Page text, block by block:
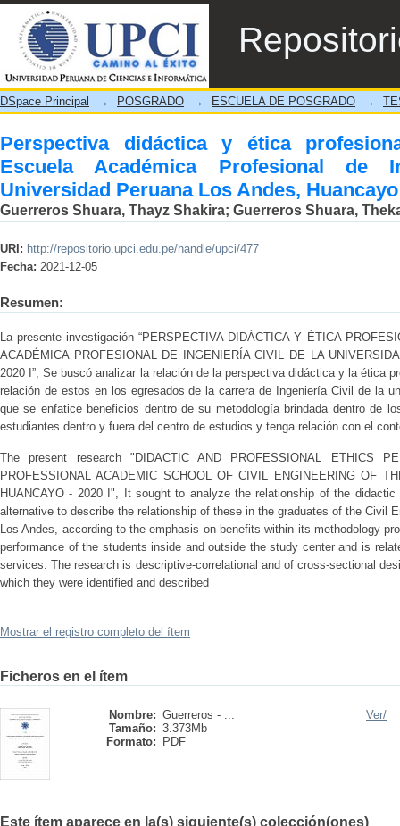
Perspectiva didáctica y ética profesional
Ingeniería Civil de la Universidad Peruana
DSpace Principal → POSGRADO → ESCUELA DE POSGRADO →
Perspectiva didáctica y ética
Escuela Académica Profesional
Universidad Peruana Los Andes, Huancayo
Guerreros Shuara, Thayz Shakira; Guerreros Shuara,
URI: http://repositorio.upci.edu.pe/handle/upci/477
Fecha: 2021-12-05
Resumen:
La presente investigación “PERSPECTIVA DIDÁCTICA Y ÉTICA
ACADÉMICA PROFESIONAL DE INGENIERÍA CIVIL DE LA
2020 I”, Se buscó analizar la relación de la perspectiva didáctica y la ética
relación de estos en los egresados de la carrera de Ingeniería Civil de la
que se enfatice beneficios dentro de su metodología brindada dentro de
estudiantes dentro y fuera del centro de estudios y tenga relación con el
The present research "DIDACTIC AND PROFESSIONAL ETHICS
PROFESSIONAL ACADEMIC SCHOOL OF CIVIL ENGINEERING OF
HUANCAYO - 2020 I", It sought to analyze the relationship of the
alternative to describe the relationship of these in the graduates of the Civil
Los Andes, according to the emphasis on benefits within its methodology
performance of the students inside and outside the study center and is
services. The research is descriptive-correlational and of cross-sectional
which they were identified and described
Mostrar el registro completo del ítem
Ficheros en el ítem
Nombre: Guerreros - ...
Tamaño: 3.373Mb
Formato:
PDF
Ver/
Este ítem aparece en la(s) siguiente(s) colección(ones)